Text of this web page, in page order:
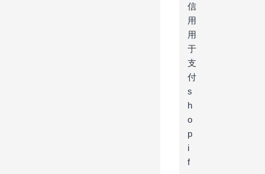
信
用
用
于
支
付
s
h
o
p
i
f